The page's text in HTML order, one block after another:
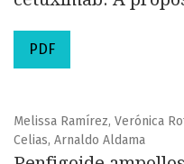
PDF
Melissa Ramírez, Verónica
Celias, Arnaldo Aldama